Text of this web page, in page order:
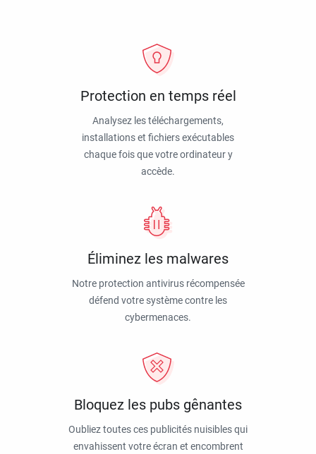
Protection en temps réel
Analysez les téléchargements,
installations et fichiers exécutables
chaque fois que votre ordinateur y
accède.
Éliminez les malwares
Notre protection antivirus récompensée
défend votre système contre les
cybermenaces.
Bloquez les pubs gênantes
Oubliez toutes ces publicités nuisibles qui
envahissent votre écran et encombrent